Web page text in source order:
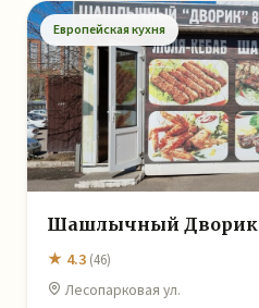
Европейская кухня
Шашлычный Дворик
★ 4.3 (46)
Лесопарковая ул.